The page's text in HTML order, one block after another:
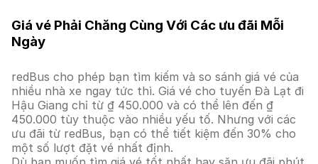
Giá vé Phải Chăng Cùng Với Các ưu đãi Mỗi
Ngày
redBus cho phép bạn tìm kiếm và so sánh giá vé của
nhiều nhà xe ngay tức thì. Giá vé cho tuyến Đà Lạt đi
Hậu Giang chỉ từ ₫ 450.000 và có thể lên đến ₫
450.000 tùy thuộc vào nhiều yếu tố. Nhưng với các
ưu đãi từ redBus, bạn có thể tiết kiệm đến 30% cho
một số lượt đặt vé nhất định.